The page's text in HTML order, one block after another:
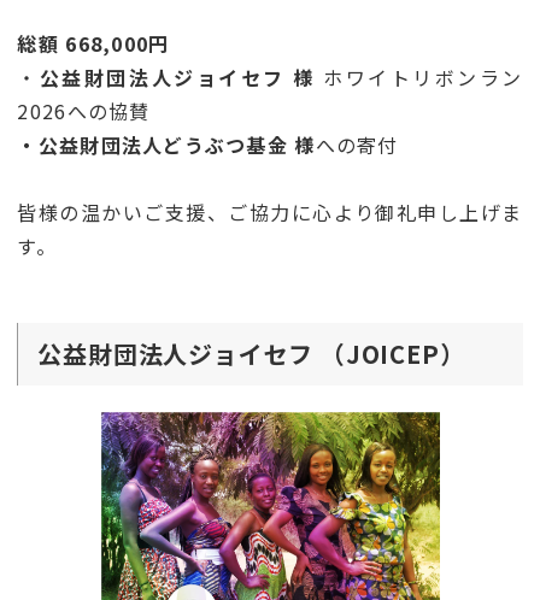
総額 668,000円
・ 公益財団法人ジョイセフ 様 ホワイトリボンラン
2026への協賛
・公益財団法人どうぶつ基金 様への寄付
皆様の温かいご支援、ご協力に心より御礼申し上げま
す。
公益財団法人ジョイセフ （JOICEP）